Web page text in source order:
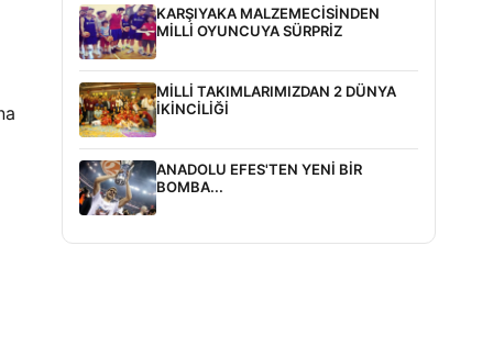
KARŞIYAKA MALZEMECİSİNDEN
MİLLİ OYUNCUYA SÜRPRİZ
MİLLİ TAKIMLARIMIZDAN 2 DÜNYA
İKİNCİLİĞİ
ANADOLU EFES'TEN YENİ BİR
BOMBA...